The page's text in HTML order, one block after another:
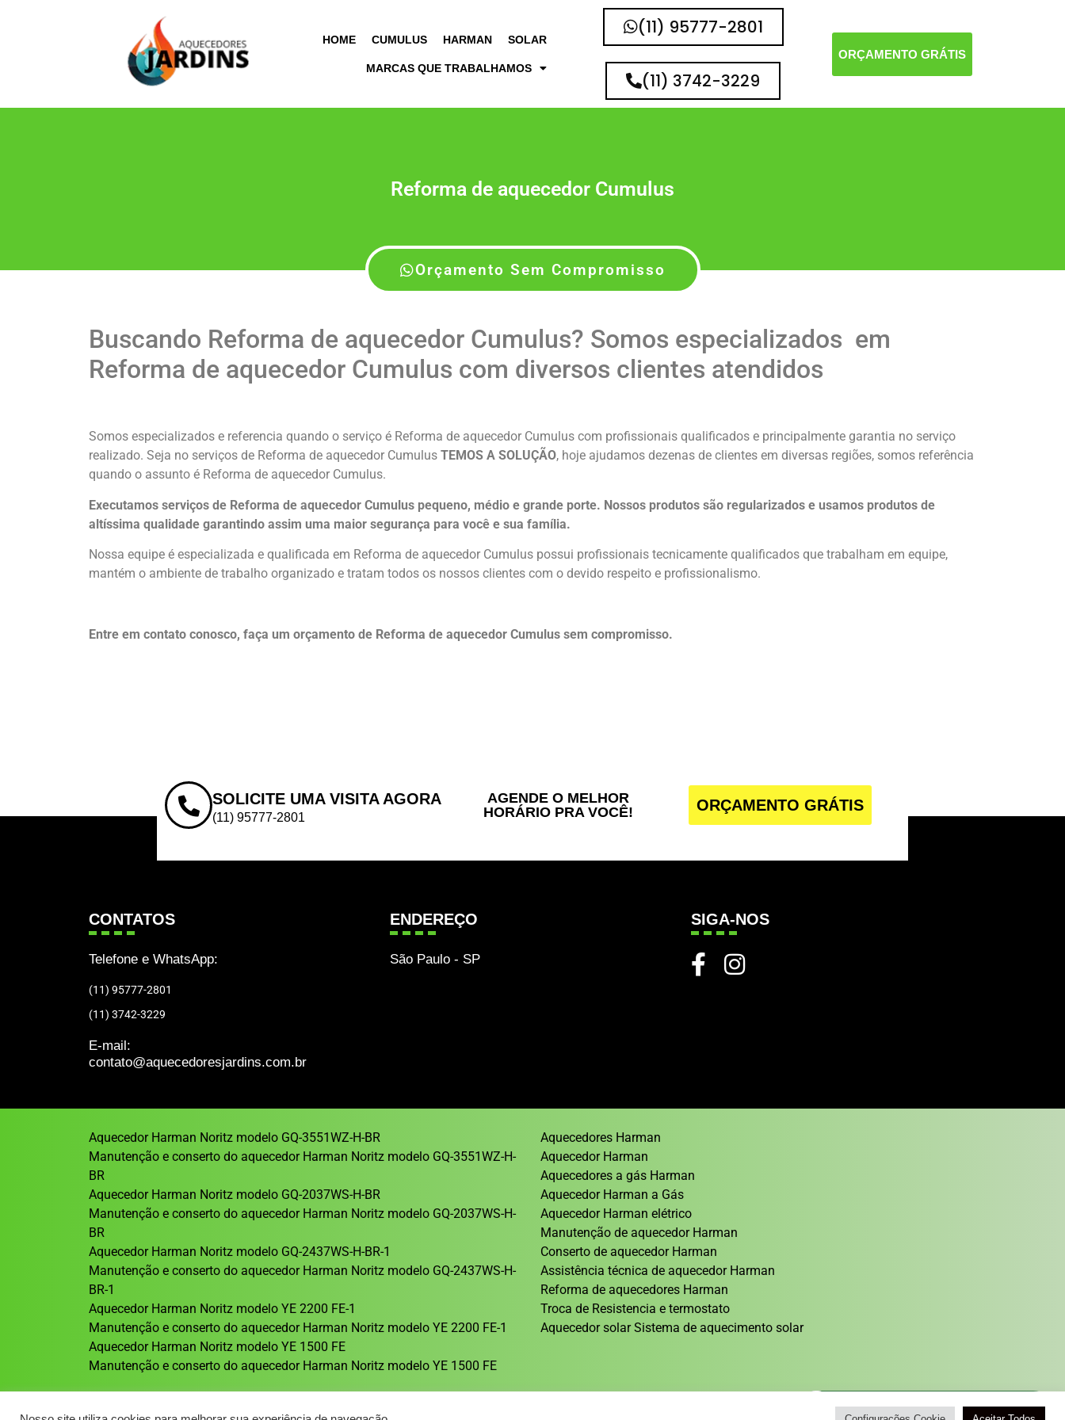
HOME CUMULUS HARMAN SOLAR
MARCAS QUE TRABALHAMOS
(11) 95777-2801
(11) 3742-3229
ORÇAMENTO GRÁTIS
Reforma de aquecedor Cumulus
Orçamento Sem Compromisso
Buscando Reforma de aquecedor Cumulus? Somos especializados em
Reforma de aquecedor Cumulus com diversos clientes atendidos
Somos especializados e referencia quando o serviço é Reforma de aquecedor Cumulus com profissionais qualificados e principalmente garantia no serviço
realizado. Seja no serviços de Reforma de aquecedor Cumulus TEMOS A SOLUÇÃO, hoje ajudamos dezenas de clientes em diversas regiões, somos referência
quando o assunto é Reforma de aquecedor Cumulus.
Executamos serviços de Reforma de aquecedor Cumulus pequeno, médio e grande porte. Nossos produtos são regularizados e usamos produtos de
altíssima qualidade garantindo assim uma maior segurança para você e sua família.
Nossa equipe é especializada e qualificada em Reforma de aquecedor Cumulus possui profissionais tecnicamente qualificados que trabalham em equipe,
mantém o ambiente de trabalho organizado e tratam todos os nossos clientes com o devido respeito e profissionalismo.
Entre em contato conosco, faça um orçamento de Reforma de aquecedor Cumulus sem compromisso.
SOLICITE UMA VISITA AGORA
(11) 95777-2801
AGENDE O MELHOR
HORÁRIO PRA VOCÊ!
ORÇAMENTO GRÁTIS
CONTATOS
Telefone e WhatsApp:
(11) 95777-2801
(11) 3742-3229
E-mail:
contato@aquecedoresjardins.com.br
ENDEREÇO
São Paulo - SP
SIGA-NOS
Aquecedor Harman Noritz modelo GQ-3551WZ-H-BR
Manutenção e conserto do aquecedor Harman Noritz modelo GQ-3551WZ-H-
BR
Aquecedor Harman Noritz modelo GQ-2037WS-H-BR
Manutenção e conserto do aquecedor Harman Noritz modelo GQ-2037WS-H-
BR
Aquecedor Harman Noritz modelo GQ-2437WS-H-BR-1
Manutenção e conserto do aquecedor Harman Noritz modelo GQ-2437WS-H-
BR-1
Aquecedor Harman Noritz modelo YE 2200 FE-1
Manutenção e conserto do aquecedor Harman Noritz modelo YE 2200 FE-1
Aquecedor Harman Noritz modelo YE 1500 FE
Manutenção e conserto do aquecedor Harman Noritz modelo YE 1500 FE
Aquecedores Harman
Aquecedor Harman
Aquecedores a gás Harman
Aquecedor Harman a Gás
Aquecedor Harman elétrico
Manutenção de aquecedor Harman
Conserto de aquecedor Harman
Assistência técnica de aquecedor Harman
Reforma de aquecedores Harman
Troca de Resistencia e termostato
Aquecedor solar Sistema de aquecimento solar
Atendimento / Orçamento Via WhatsApp